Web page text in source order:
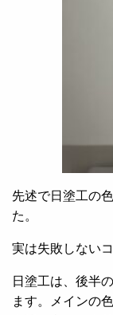
先述で日塗工の
た。
実は失敗しない
日塗工は、後半
ます。メインの